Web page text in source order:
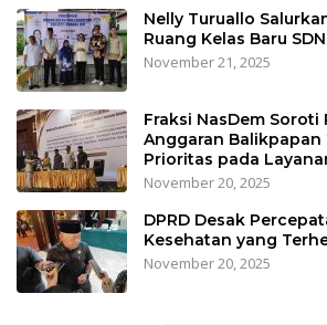
Nelly Turuallo
Ruang Kelas Baru
November 21, 2025
Fraksi NasDem Soroti
Anggaran Balikpapan
Prioritas pada
November 20, 2025
DPRD Desak
Kesehatan yang
November 20, 2025